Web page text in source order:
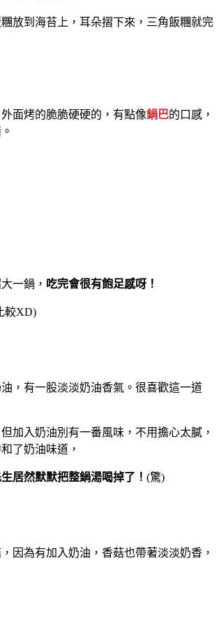
放到海苔上，耳朵摺下來，三角飯糰就完
外面烤的脆脆硬硬的，有點像鍋巴的口感，
大一鍋， 吃完會很有飽足感呀！
較XD)
，有一股淡淡奶油香氣。很喜歡這一道
加入奶油別有一番風味，不用擔心太膩，
了奶油味道，
生居然默默把整鍋湯喝掉了！ (驚)
因為有加入奶油，香菇也帶著淡淡奶香，